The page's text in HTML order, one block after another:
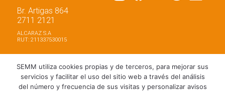
Br. Artigas 864
2711 2121
ALCARAZ S.A
RUT: 211337530015
Trabaja con nosotros
Política de privacidad
SEMM utiliza cookies propias y de terceros, para mejorar sus
servicios y facilitar el uso del sitio web a través del análisis
del número y frecuencia de sus visitas y personalizar avisos